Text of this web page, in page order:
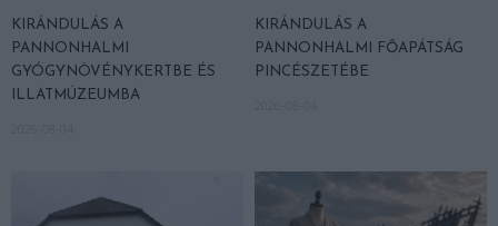
KIRÁNDULÁS A
PANNONHALMI
GYÓGYNÖVÉNYKERTBE ÉS
ILLATMÚZEUMBA
KIRÁNDULÁS A
PANNONHALMI FŐAPÁTSÁG
PINCÉSZETÉBE